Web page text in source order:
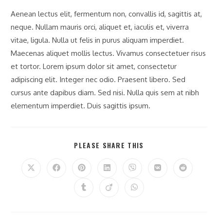
Aenean lectus elit, fermentum non, convallis id, sagittis at,
neque. Nullam mauris orci, aliquet et, iaculis et, viverra
vitae, ligula. Nulla ut felis in purus aliquam imperdiet.
Maecenas aliquet mollis lectus. Vivamus consectetuer risus
et tortor. Lorem ipsum dolor sit amet, consectetur
adipiscing elit. Integer nec odio. Praesent libero. Sed
cursus ante dapibus diam. Sed nisi. Nulla quis sem at nibh
elementum imperdiet. Duis sagittis ipsum.
PLEASE SHARE THIS